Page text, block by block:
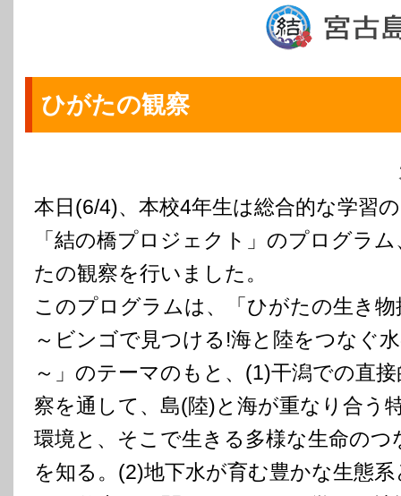
ひがたの観察
本日(6/4)、本校4年生は総合的な学習
「結の橋プロジェクト」のプログラ
たの観察を行いました。
このプログラムは、「ひがたの生き物
～ビンゴで見つける!海と陸をつなぐ
～」のテーマのもと、(1)干潟での直
察を通して、島(陸)と海が重なり合う
環境と、そこで生きる多様な生命のつ
を知る。(2)地下水が育む豊かな生態系